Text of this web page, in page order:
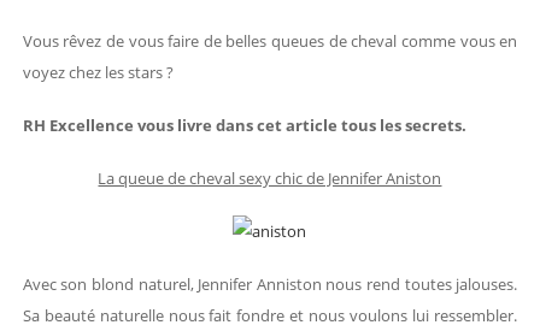
Vous rêvez de vous faire de belles queues de cheval comme vous en
voyez chez les stars ?
RH Excellence vous livre dans cet article tous les secrets.
La queue de cheval sexy chic de Jennifer Aniston
Avec son blond naturel, Jennifer Anniston nous rend toutes jalouses.
Sa beauté naturelle nous fait fondre et nous voulons lui ressembler.